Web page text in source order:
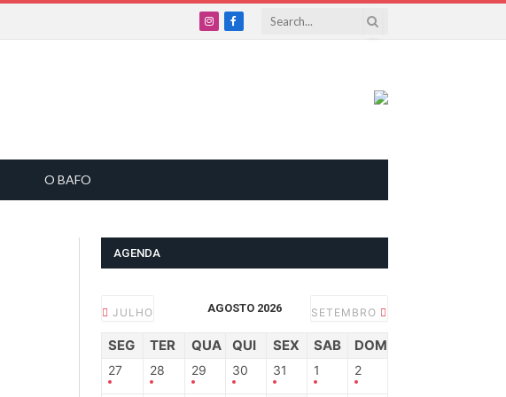
InstagramFacebook
O BAFO
AGENDA
JULHO AGOSTO 2026 SETEMBRO
SEG TER QUA QUI SEX SAB DOM
27 28 29 30 31 1 2